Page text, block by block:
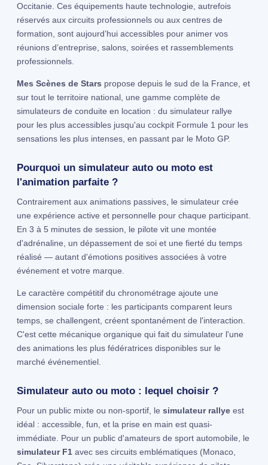
Occitanie. Ces équipements haute technologie, autrefois
réservés aux circuits professionnels ou aux centres de
formation, sont aujourd’hui accessibles pour animer vos
réunions d’entreprise, salons, soirées et rassemblements
professionnels.
Mes Scènes de Stars propose depuis le sud de la France, et
sur tout le territoire national, une gamme complète de
simulateurs de conduite en location : du simulateur rallye
pour les plus accessibles jusqu'au cockpit Formule 1 pour les
sensations les plus intenses, en passant par le Moto GP.
Pourquoi un simulateur auto ou moto est
l'animation parfaite ?
Contrairement aux animations passives, le simulateur crée
une expérience active et personnelle pour chaque participant.
En 3 à 5 minutes de session, le pilote vit une montée
d'adrénaline, un dépassement de soi et une fierté du temps
réalisé — autant d'émotions positives associées à votre
événement et votre marque.
Le caractère compétitif du chronométrage ajoute une
dimension sociale forte : les participants comparent leurs
temps, se challengent, créent spontanément de l'interaction.
C'est cette mécanique organique qui fait du simulateur l'une
des animations les plus fédératrices disponibles sur le
marché événementiel.
Simulateur auto ou moto : lequel choisir ?
Pour un public mixte ou non-sportif, le simulateur rallyeest
idéal : accessible, fun, et la prise en main est quasi-
immédiate. Pour un public d'amateurs de sport automobile, le
simulateur F1avec ses circuits emblématiques (Monaco,